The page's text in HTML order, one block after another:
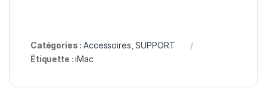
Catégories :Accessoires ,SUPPORT
Étiquette :iMac